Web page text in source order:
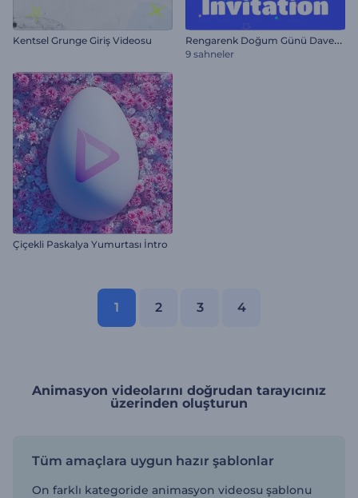
Kentsel Grunge Giriş Videosu R
engarenk Doğum Günü Davetiyesi
9 sahneler
Çiçekli Paskalya Yumurtası İntro
1 2 3 4
Animasyon videolarını doğrudan tarayıcınız
üzerinden oluşturun
Tüm amaçlara uygun hazır şablonlar
On farklı kategoride animasyon videosu şablonu